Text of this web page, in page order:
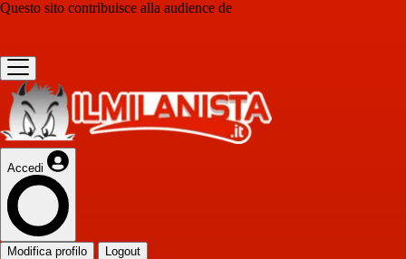
Questo sito contribuisce alla audience de
Accedi
Modifica profilo Logout